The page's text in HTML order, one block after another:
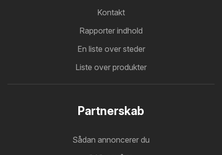
Kontakt
Rapporter indhold
En liste over steder
Liste over produkter
Partnerskab
Sådan annoncerer du